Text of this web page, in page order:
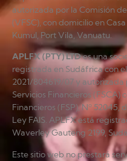
autorizada por la Comisión
(VFSC), con domicilio en
Kumul, Port Vila, Vanuatu.
APLFX (PTY) LTDes una
registrada en Sudáfrica con
2021/804619/07 y
Servicios Financieros (FSCA)
Financieros (FSP), Nº 52045,
Ley FAIS. APLFX está
Waverley Gauteng 2199,
Este sitio web no prestará